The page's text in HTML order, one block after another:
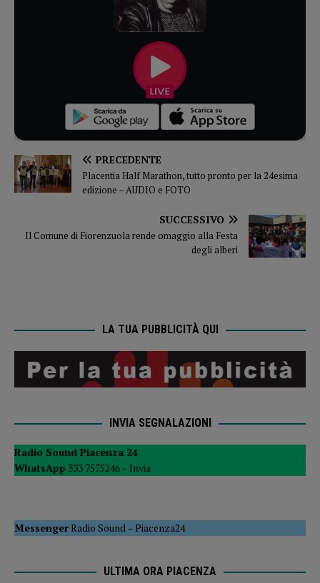
PRECEDENTE
Placentia Half Marathon, tutto pronto per la 24esima
edizione – AUDIO e FOTO
SUCCESSIVO
Il Comune di Fiorenzuola rende omaggio alla Festa
degli alberi
LA TUA PUBBLICITÀ QUI
INVIA SEGNALAZIONI
Radio Sound Piacenza 24
WhatsApp 333 7575246 – Invia
MessengerRadio Sound –Piacenza24
ULTIMA ORA PIACENZA